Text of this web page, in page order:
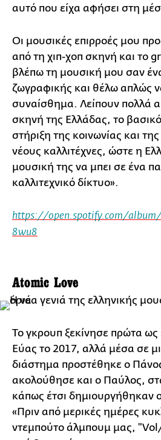
αυτό που είχα αφήσει στη
Οι μουσικές επιρροές μου
από τη χιπ-χοπ σκηνή και το
βλέπω τη μουσική μου σαν
ζωγραφικής και θέλω απλώς
συναίσθημα. Λείπουν πολλά
σκηνή της Ελλάδας, το
στήριξη της κοινωνίας και
νέους καλλιτέχνες, ώστε η
μουσική της να μπει σε ένα
καλλιτεχνικό δίκτυο».
https://open.spotify.com/album/
8wu8
Atomic Love
Το γκρουπ ξεκίνησε πρώτα
Εύας το 2017, αλλά μέσα σε
διάστημα προστέθηκε ο
ακολούθησε και ο Παύλος,
κάπως έτσι δημιουργήθηκαν
«Πριν από μερικές ημέρες
ντεμπούτο άλμπουμ μας,